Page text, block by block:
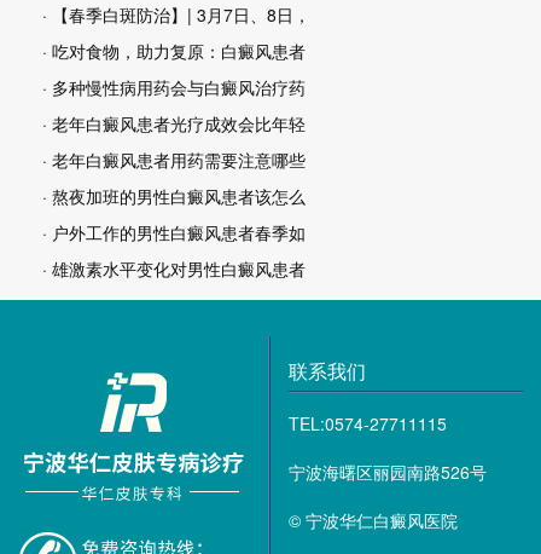
· 【春季白斑防治】| 3月7日、8日，
· 吃对食物，助力复原：白癜风患者
· 多种慢性病用药会与白癜风治疗药
· 老年白癜风患者光疗成效会比年轻
· 老年白癜风患者用药需要注意哪些
· 熬夜加班的男性白癜风患者该怎么
· 户外工作的男性白癜风患者春季如
· 雄激素水平变化对男性白癜风患者
联系我们
TEL:0574-27711115
宁波海曙区丽园南路526号
© 宁波华仁白癜风医院